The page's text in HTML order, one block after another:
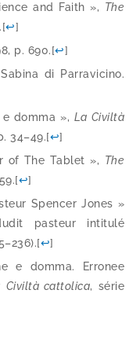
and Faith », The
[↩]
p. 690.[↩]
di Parravicino.
dom­ma », La Civiltà
34–49.[↩]
of The Tablet », The
[↩]
Spencer Jones »
pas­teur inti­tu­lé
[↩]
e dom­ma. Erronee
Civiltà cat­to­li­ca, série